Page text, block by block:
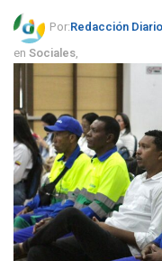
Por:Redacción
en Sociales,